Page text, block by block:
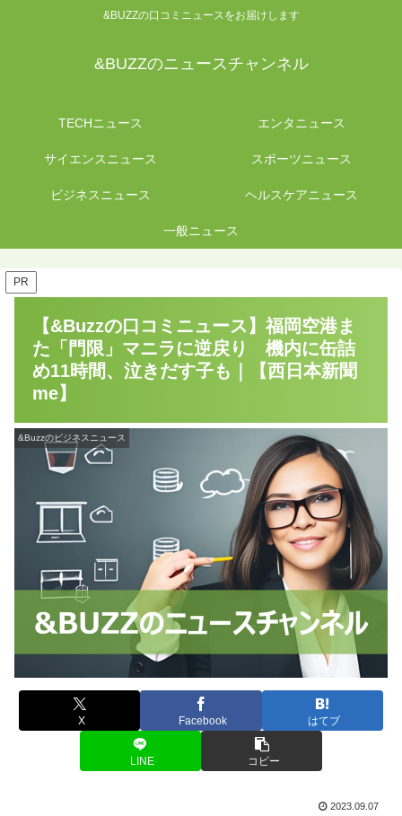
&BUZZの口コミニュースをお届けします
&BUZZのニュースチャンネル
TECHニュース エンタニュース
サイエンスニュース スポーツニュース
ビジネスニュース ヘルスケアニュース
一般ニュース
PR
【&Buzzの口コミニュース】福岡空港ま
た「門限」マニラに逆戻り 機内に缶詰
め11時間、泣きだす子も｜【西日本新聞
me】
&Buzzのビジネスニュース
X Facebook はてブ
LINE コピー
2023.09.07